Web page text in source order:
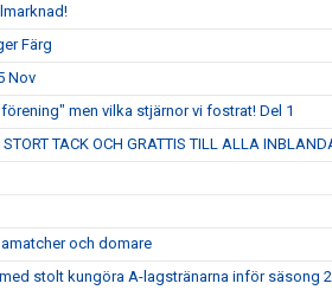
Färg
Nov
men vilka stjärnor vi fostrat! Del 1
TACK OCH GRATTIS TILL ALLA
och domare
stolt kungöra A-lagstränarna inför säsong